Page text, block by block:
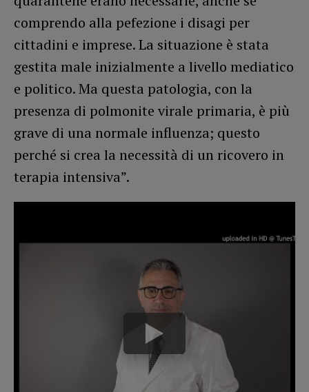
comprendo alla pefezione i disagi per
cittadini e imprese. La situazione è stata
gestita male inizialmente a livello mediatico
e politico. Ma questa patologia, con la
presenza di polmonite virale primaria, è più
grave di una normale influenza; questo
perché si crea la necessità di un ricovero in
terapia intensiva”.